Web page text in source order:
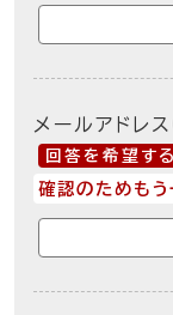
メールアドレス
回答を希望す
確認のためも